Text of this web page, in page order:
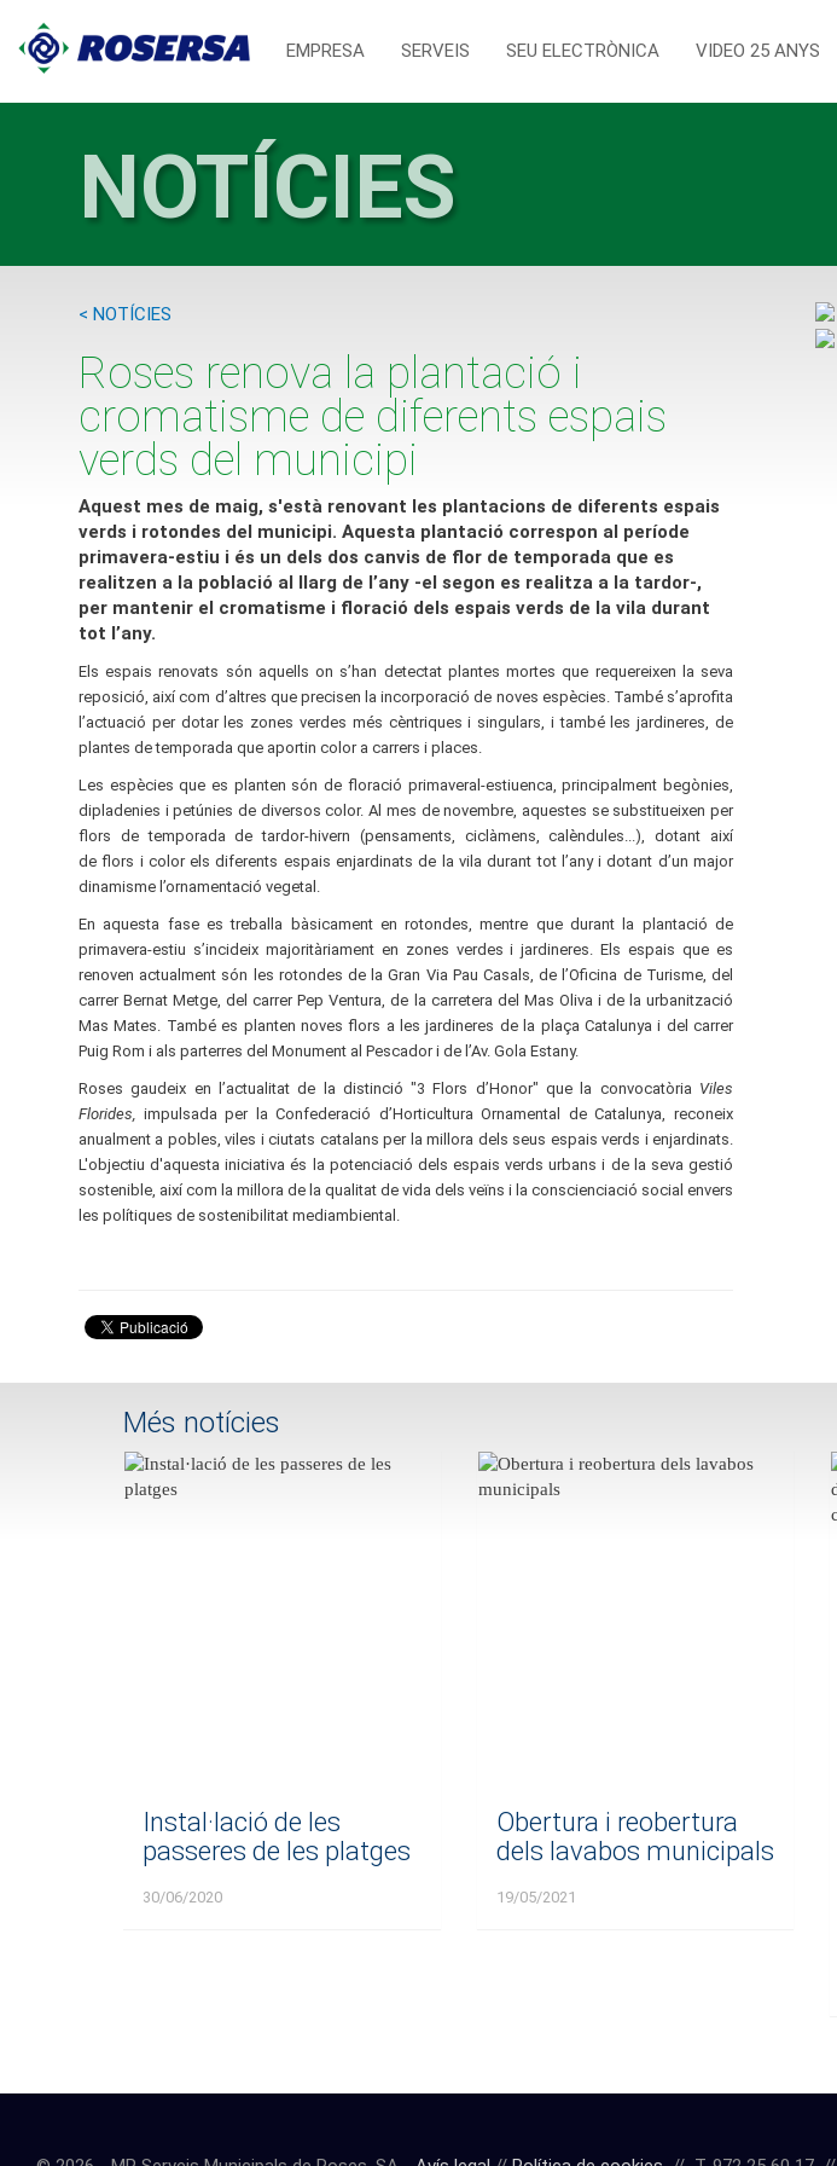
EMPRESA SERVEIS SEU ELECTRÒNICA VIDEO 25 ANYS
NOTÍCIES
< NOTÍCIES
Roses renova la plantació i
cromatisme de diferents espais
verds del municipi
Aquest mes de maig, s'està renovant les plantacions de diferents espais
verds i rotondes del municipi. Aquesta plantació correspon al període
primavera-estiu i és un dels dos canvis de flor de temporada que es
realitzen a la població al llarg de l’any -el segon es realitza a la tardor-,
per mantenir el cromatisme i floració dels espais verds de la vila durant
tot l’any.
Els espais renovats són aquells on s’han detectat plantes mortes que requereixen la seva
reposició, així com d’altres que precisen la incorporació de noves espècies. També s’aprofita
l’actuació per dotar les zones verdes més cèntriques i singulars, i també les jardineres, de
plantes de temporada que aportin color a carrers i places.
Les espècies que es planten són de floració primaveral-estiuenca, principalment begònies,
dipladenies i petúnies de diversos color. Al mes de novembre, aquestes se substitueixen per
flors de temporada de tardor-hivern (pensaments, ciclàmens, calèndules...), dotant així
de flors i color els diferents espais enjardinats de la vila durant tot l’any i dotant d’un major
dinamisme l’ornamentació vegetal.
En aquesta fase es treballa bàsicament en rotondes, mentre que durant la plantació de
primavera-estiu s’incideix majoritàriament en zones verdes i jardineres. Els espais que es
renoven actualment són les rotondes de la Gran Via Pau Casals, de l’Oficina de Turisme, del
carrer Bernat Metge, del carrer Pep Ventura, de la carretera del Mas Oliva i de la urbanització
Mas Mates. També es planten noves flors a les jardineres de la plaça Catalunya i del carrer
Puig Rom i als parterres del Monument al Pescador i de l’Av. Gola Estany.
Roses gaudeix en l’actualitat de la distinció "3 Flors d’Honor" que la convocatòria Viles
Florides, impulsada per la Confederació d’Horticultura Ornamental de Catalunya, reconeix
anualment a pobles, viles i ciutats catalans per la millora dels seus espais verds i enjardinats.
L'objectiu d'aquesta iniciativa és la potenciació dels espais verds urbans i de la seva gestió
sostenible, així com la millora de la qualitat de vida dels veïns i la conscienciació social envers
les polítiques de sostenibilitat mediambiental.
Més notícies
Instal·lació de les
passeres de les platges
30/06/2020
Obertura i reobertura
dels lavabos municipals
19/05/2021